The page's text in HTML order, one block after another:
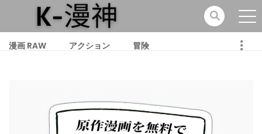
漫画 RAW アクション 冒険